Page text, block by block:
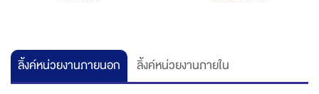
ลิ้งค์หน่วยงานภายนอก ลิ้งค์หน่วยงานภายใน